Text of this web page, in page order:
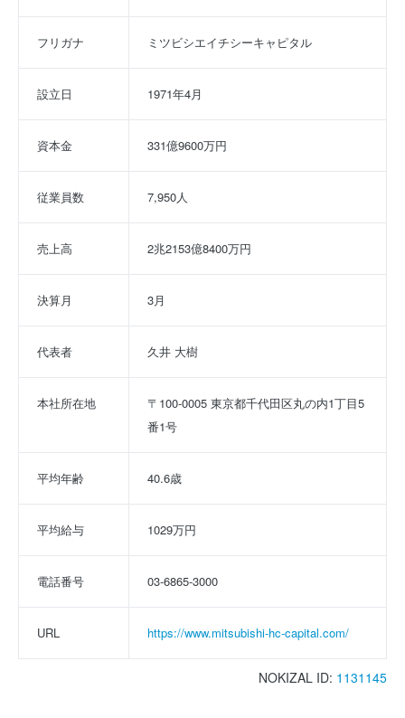
フリガナ ミツビシエイチシーキャピタル
設立日 1971年4月
資本金 331億9600万円
従業員数 7,950人
売上高 2兆2153億8400万円
決算月 3月
代表者 久井 大樹
本社所在地
〒100-0005 東京都千代田区丸の内1丁目5
番1号
平均年齢 40.6歳
平均給与 1029万円
電話番号 03-6865-3000
URL https://www.mitsubishi-hc-capital.com/
NOKIZAL ID: 1131145